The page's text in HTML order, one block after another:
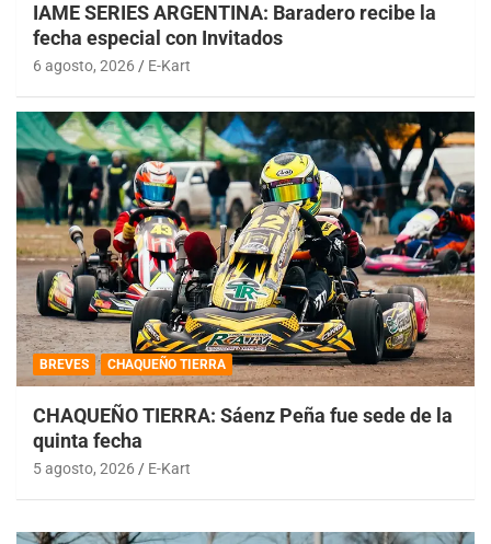
IAME SERIES ARGENTINA: Baradero recibe la
fecha especial con Invitados
6 agosto, 2026 E-Kart
BREVES CHAQUEÑO TIERRA
CHAQUEÑO TIERRA: Sáenz Peña fue sede de la
quinta fecha
5 agosto, 2026 E-Kart